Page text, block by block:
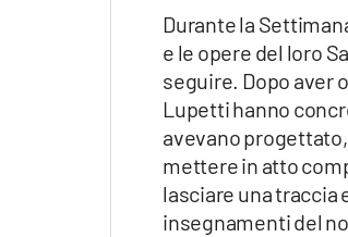
Durante la
e le opere del loro
seguire. Dopo aver
Lupetti hanno
avevano progettato,
mettere in atto
lasciare una traccia
insegnamenti del